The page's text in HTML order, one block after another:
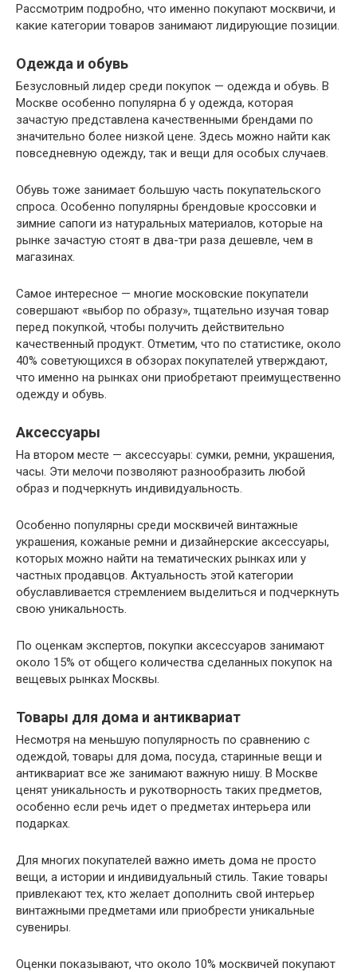
Рассмотрим подробно, что именно покупают москвичи, и
какие категории товаров занимают лидирующие позиции.
Одежда и обувь
Безусловный лидер среди покупок — одежда и обувь. В
Москве особенно популярна б у одежда, которая
зачастую представлена качественными брендами по
значительно более низкой цене. Здесь можно найти как
повседневную одежду, так и вещи для особых случаев.
Обувь тоже занимает большую часть покупательского
спроса. Особенно популярны брендовые кроссовки и
зимние сапоги из натуральных материалов, которые на
рынке зачастую стоят в два-три раза дешевле, чем в
магазинах.
Самое интересное — многие московские покупатели
совершают «выбор по образу», тщательно изучая товар
перед покупкой, чтобы получить действительно
качественный продукт. Отметим, что по статистике, около
40% советующихся в обзорах покупателей утверждают,
что именно на рынках они приобретают преимущественно
одежду и обувь.
Аксессуары
На втором месте — аксессуары: сумки, ремни, украшения,
часы. Эти мелочи позволяют разнообразить любой
образ и подчеркнуть индивидуальность.
Особенно популярны среди москвичей винтажные
украшения, кожаные ремни и дизайнерские аксессуары,
которых можно найти на тематических рынках или у
частных продавцов. Актуальность этой категории
обуславливается стремлением выделиться и подчеркнуть
свою уникальность.
По оценкам экспертов, покупки аксессуаров занимают
около 15% от общего количества сделанных покупок на
вещевых рынках Москвы.
Товары для дома и антиквариат
Несмотря на меньшую популярность по сравнению с
одеждой, товары для дома, посуда, старинные вещи и
антиквариат все же занимают важную нишу. В Москве
ценят уникальность и рукотворность таких предметов,
особенно если речь идет о предметах интерьера или
подарках.
Для многих покупателей важно иметь дома не просто
вещи, а истории и индивидуальный стиль. Такие товары
привлекают тех, кто желает дополнить свой интерьер
винтажными предметами или приобрести уникальные
сувениры.
Оценки показывают, что около 10% москвичей покупают